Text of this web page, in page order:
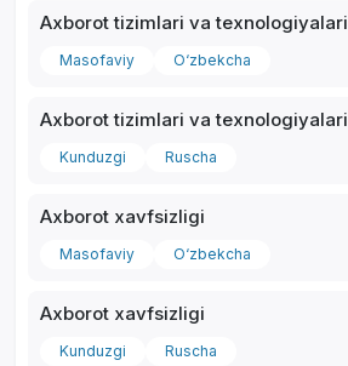
Axborot tizimlari va texnologiyalari
Masofaviy O‘zbekcha
Axborot tizimlari va texnologiyalari
Kunduzgi Ruscha
Axborot xavfsizligi
Masofaviy O‘zbekcha
Axborot xavfsizligi
Kunduzgi Ruscha